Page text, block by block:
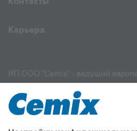
и поставщик
материалов: фасадов, штукатурок,
выравнивающих смесей,
керамической плитки и других
садовых и ландшафтных работ.